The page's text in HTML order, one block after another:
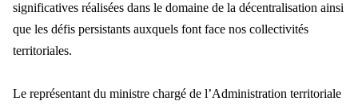
significatives réalisées dans le domaine de la décentralisation ainsi
que les défis persistants auxquels font face nos collectivités
territoriales.
Le représentant du ministre chargé de l’Administration territoriale